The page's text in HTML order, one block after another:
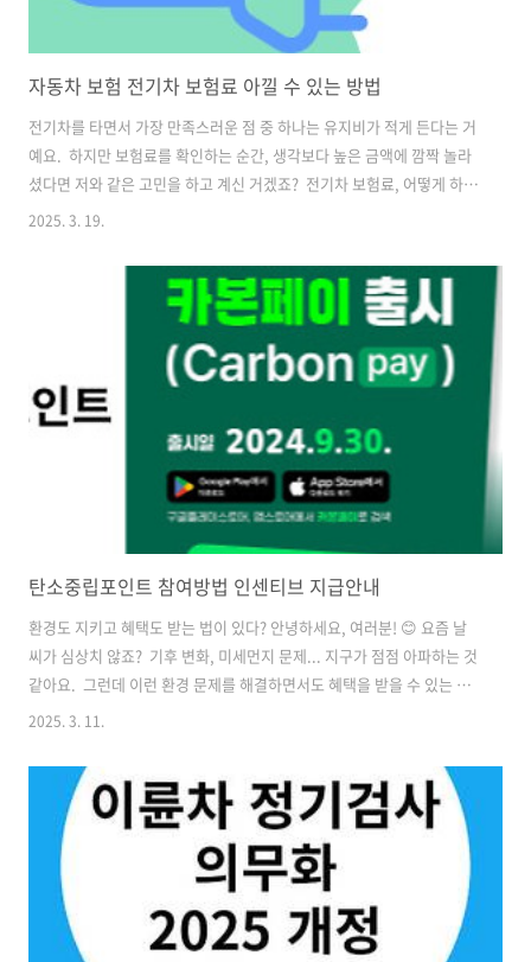
자동차 보험 전기차 보험료 아낄 수 있는 방법
전기차를 타면서 가장 만족스러운 점 중 하나는 유지비가 적게 든다는 거
예요. 하지만 보험료를 확인하는 순간, 생각보다 높은 금액에 깜짝 놀라
셨다면 저와 같은 고민을 하고 계신 거겠죠? 전기차 보험료, 어떻게 하면
절약할 수 있을까요? 직접 알아본 절약 팁을 공유해 드릴게요!자동차보
품을 찾아보세요친환경 차량 할인 적극 활용하기텔레매틱스 보험으로
추가 할인받기보안 기능과 주차 환경 강화하기다른 보험과 묶어서 패키
지 할인받기주행 거리 기반 보험 선택하기자동차보험 비교 사이트 활용
하기자기부담금 조정으로 보험료 절감하기정기적인 점검과 소프트웨어
업데이트 체크하기전기차 커뮤니티에서 꿀팁 얻기 1. 전기차 보험료가
비싼 이유는?전기차 보험..
2025. 3. 19.
탄소중립포인트 참여방법 인센티브 지급안내
환경도 지키고 혜택도 받는 법이 있다? 안녕하세요, 여러분! 😊 요즘 날
씨가 심상치 않죠? 기후 변화, 미세먼지 문제... 지구가 점점 아파하는 것
같아요. 그런데 이런 환경 문제를 해결하면서도 혜택을 받을 수 있는 제
도가 있다는 사실, 알고 계셨나요? 바로 탄소중립포인트제예요! 사실 처
생활에서 바로 적용할 수 있는 제도더라고요. 오늘은 저와 함께 탄소중
립포인트제가 뭔지, 어떻게 참여하는지, 그리고 어떤 혜택이 있는지 알아
볼까요? 🌱 🌍 탄소중립포인트제란? 탄소중립포인트제는 전기, 수도, 가
스 절약, 대중교통 이용, 재활용 실천 등 친환경 생활을 하면 포인트를 지
급하는 제도예요. 쉽게 말해, 환경을 위해 노력한 만큼..
2025. 3. 11.